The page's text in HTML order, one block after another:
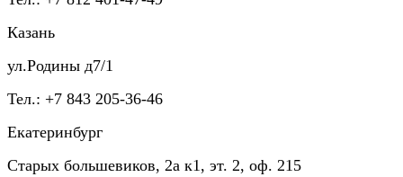
Казань
ул.Родины д7/1
Тел.: +7 843 205-36-46
Екатеринбург
Старых большевиков, 2а к1, эт. 2, оф. 215